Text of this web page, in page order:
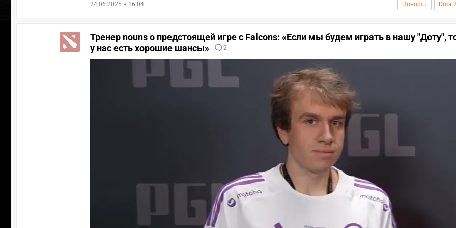
24.06.2025 в 16:04 Новость Dota
Тренер nouns о предстоящей игре с Falcons: «Если мы будем играть в нашу "Доту",
у нас есть хорошие шансы»
2